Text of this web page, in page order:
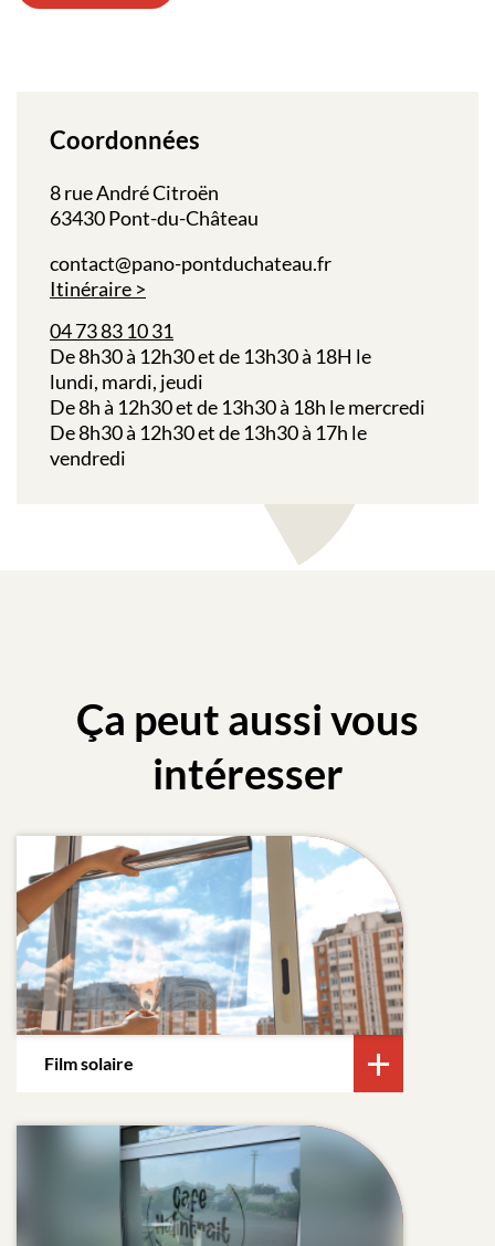
Coordonnées
8 rue André Citroën
63430 Pont-du-Château
contact@pano-pontduchateau.fr
Itinéraire
04 73 83 10 31
De 8h30 à 12h30 et de 13h30 à 18H le
lundi, mardi, jeudi
De 8h à 12h30 et de 13h30 à 18h lemercredi
De 8h30 à 12h30 et de 13h30 à 17h le
vendredi
Ça peut aussi vous
intéresser
Film solaire